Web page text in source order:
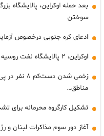
بعد حمله اوکراین، پالایشگاه
سوختن
ادعای کره جنوبی درخصوص
اوکراین، ۲ پالایشگاه نفت روسیه را هدف قرارداد
زخمی شدن
مناطق…
تشکیل کارگروه محرمانه برای
آغاز دور سوم مذاکرات لبنان و